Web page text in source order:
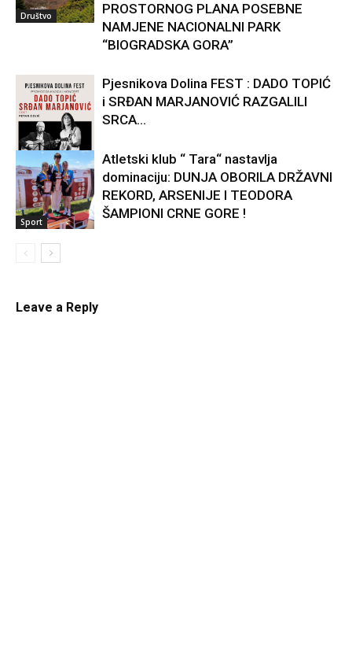
Društvo
PROSTORNOG PLANA POSEBNE
NAMJENE NACIONALNI PARK
“BIOGRADSKA GORA”
Kultura
Pjesnikova Dolina FEST : DADO TOPIĆ
i SRĐAN MARJANOVIĆ RAZGALILI
SRCA...
Sport
Atletski klub “ Tara“ nastavlja
dominaciju: DUNJA OBORILA DRŽAVNI
REKORD, ARSENIJE I TEODORA
ŠAMPIONI CRNE GORE !
Leave a Reply